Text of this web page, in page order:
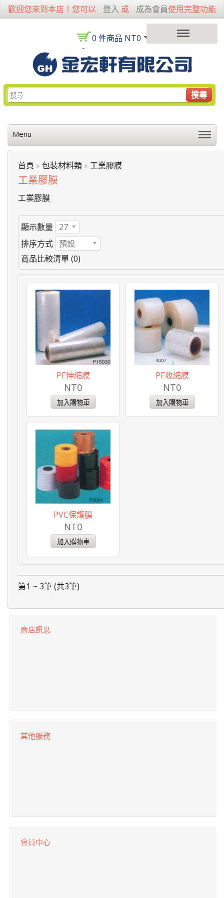
歡迎您來到本店！您可以 登入 或 成為會員使用完整功能
0 件商品 NT0
搜尋
Menu
首頁 » 包裝材料類 » 工業膠膜
工業膠膜
工業膠膜
顯示數量
27
排序方式 預設
商品比較清單 (0)
PE伸縮膜
NT0
PE收縮膜
NT0
PVC保護膜
NT0
第1 ~ 3筆 (共3筆)
商店訊息
其他服務
會員中心